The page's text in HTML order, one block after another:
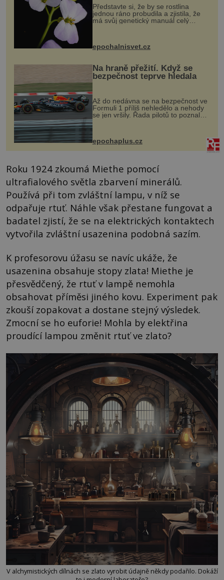
Představte si, že by se rostlina
jednou ráno probudila a zjistila, že
má svůj genetický manuál celý
vstupenka...
epochalnisvet.cz
Na hraně přežití. Když se
bezpečnost teprve hledala
Až do nedávna se na bezpečnost ve
Formuli 1 příliš nehledělo a nehody
se jen vršily. Řada pilotů to poznala
na vlastní kůži, často s trvalými
následky nebo bohužel i ztrátou
života. Dnes nepochopiteln...
epochaplus.cz
Roku 1924 zkoumá Miethe pomocí
ultrafialového světla zbarvení minerálů.
Používá při tom zvláštní lampu, v níž se
odpařuje rtuť. Náhle však přestane fungovat a
badatel zjistí, že se na elektrických kontaktech
vytvořila zvláštní usazenina podobná sazím.
K profesorovu úžasu se navíc ukáže, že
usazenina obsahuje stopy zlata! Miethe je
přesvědčený, že rtuť v lampě nemohla
obsahovat příměsi jiného kovu. Experiment pak
zkouší zopakovat a dostane stejný výsledek.
Zmocní se ho euforie! Mohla by elektřina
proudící lampou změnit rtuť ve zlato?
V alchymistických dílnách se zlato vyrobit údajně někdy podařilo. Dokáží